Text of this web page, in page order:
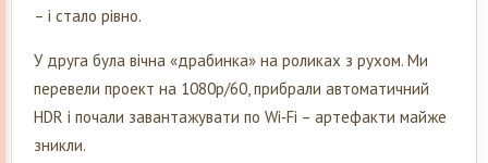
– і стало рівно.
У друга була вічна «драбинка» на роликах з рухом. Ми
перевели проект на 1080p/60, прибрали автоматичний
HDR і почали завантажувати по Wi‑Fi – артефакти майже
зникли.